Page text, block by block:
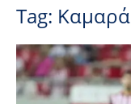
Tag: Καμαρά